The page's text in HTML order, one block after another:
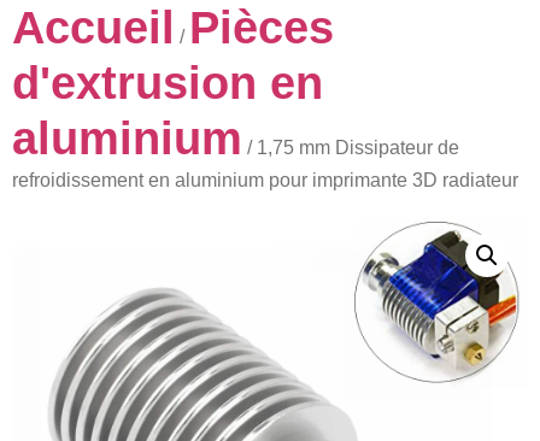
Accueil / Pièces
d'extrusion en
aluminium / 1,75 mm Dissipateur de
refroidissement en aluminium pour imprimante 3D radiateur